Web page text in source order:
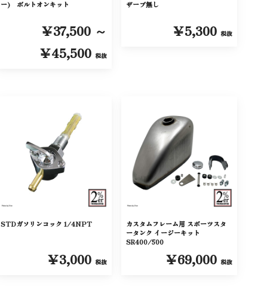
ー) ボルトオンキット
￥37,500 ～
￥45,500 税抜
ザーブ無し
￥5,300 税抜
STDガソリンコック 1/4NPT
￥3,000 税抜
カスタムフレーム用 スポーツスタ
ータンク イージーキット
SR400/500
￥69,000 税抜